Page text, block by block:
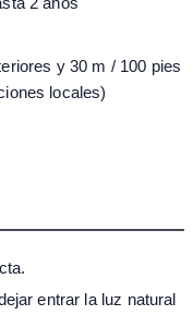
y 30 m / 100 pies
locales)
entrar la luz natural